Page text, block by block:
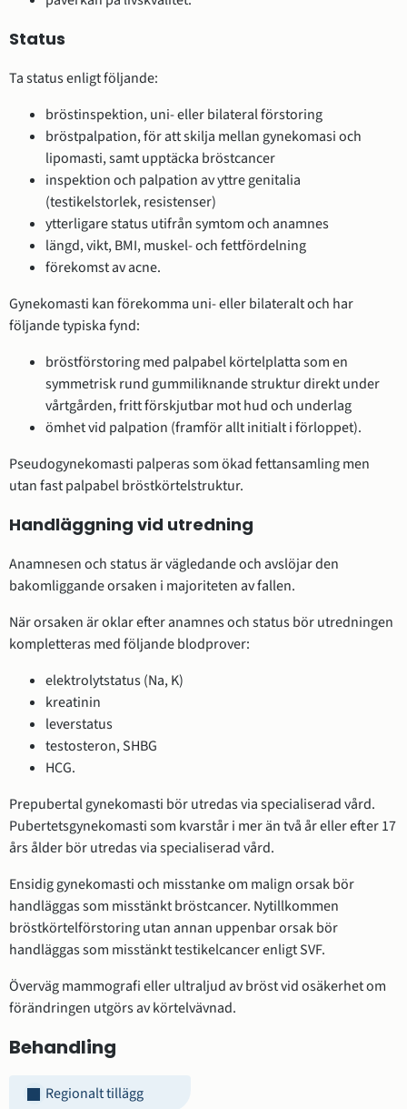
Status
Ta status enligt följande:
bröstinspektion, uni- eller bilateral förstoring
bröstpalpation, för att skilja mellan gynekomasi och
lipomasti, samt upptäcka bröstcancer
inspektion och palpation av yttre genitalia
(testikelstorlek, resistenser)
ytterligare status utifrån symtom och anamnes
längd, vikt, BMI, muskel- och fettfördelning
förekomst av acne.
Gynekomasti kan förekomma uni- eller bilateralt och har
följande typiska fynd:
bröstförstoring med palpabel körtelplatta som en
symmetrisk rund gummiliknande struktur direkt under
vårtgården, fritt förskjutbar mot hud och underlag
ömhet vid palpation (framför allt initialt i förloppet).
Pseudogynekomasti palperas som ökad fettansamling men
utan fast palpabel bröstkörtelstruktur.
Handläggning vid utredning
Anamnesen och status är vägledande och avslöjar den
bakomliggande orsaken i majoriteten av fallen.
När orsaken är oklar efter anamnes och status bör utredningen
kompletteras med följande blodprover:
elektrolytstatus (Na, K)
kreatinin
leverstatus
testosteron, SHBG
HCG.
Prepubertal gynekomasti bör utredas via specialiserad vård.
Pubertetsgynekomasti som kvarstår i mer än två år eller efter 17
års ålder bör utredas via specialiserad vård.
Ensidig gynekomasti och misstanke om malign orsak bör
handläggas som misstänkt bröstcancer. Nytillkommen
bröstkörtelförstoring utan annan uppenbar orsak bör
handläggas som misstänkt testikelcancer enligt SVF.
Överväg mammografi eller ultraljud av bröst vid osäkerhet om
förändringen utgörs av körtelvävnad.
Behandling
Regionalt tillägg